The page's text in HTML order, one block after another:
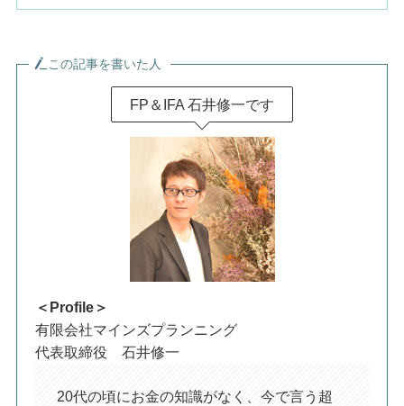
この記事を書いた人
FP＆IFA 石井修一です
＜Profile＞
有限会社マインズプランニング
代表取締役 石井修一
20代の頃にお金の知識がなく、今で言う超